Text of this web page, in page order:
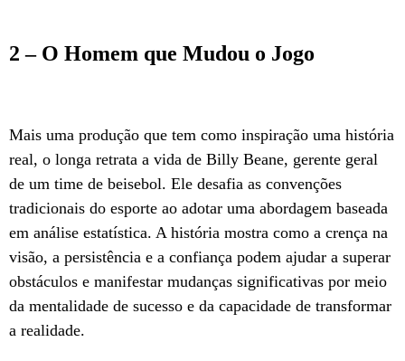
2 – O Homem que Mudou o Jogo
Mais uma produção que tem como inspiração uma história
real, o longa retrata a vida de Billy Beane, gerente geral
de um time de beisebol. Ele desafia as convenções
tradicionais do esporte ao adotar uma abordagem baseada
em análise estatística. A história mostra como a crença na
visão, a persistência e a confiança podem ajudar a superar
obstáculos e manifestar mudanças significativas por meio
da mentalidade de sucesso e da capacidade de transformar
a realidade.